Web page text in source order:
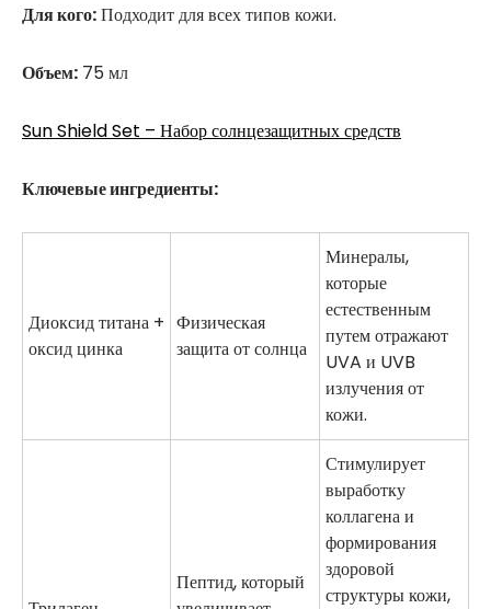
Для кого:Подходит для всех типов кожи.
Объем: 75 мл
Sun Shield Set – Набор солнцезащитных средств
Ключевые ингредиенты:
Диоксид титана +
оксид цинка
Физическая
защита от солнца
Минералы,
которые
естественным
путем отражают
UVA и UVB
излучения от
кожи.
Пептид, который
Стимулирует
выработку
коллагена и
формирования
здоровой
структуры кожи,